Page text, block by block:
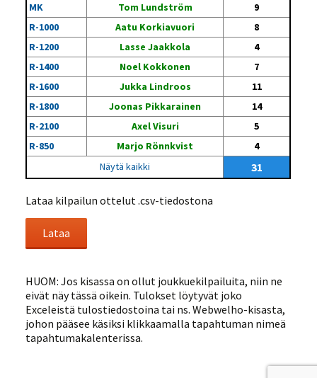
MK Tom Lundström
9
R-1000
Aatu Korkiavuori
8
R-1200
Lasse Jaakkola
4
R-1400
Noel Kokkonen
7
R-1600
Jukka Lindroos
11
R-1800
Joonas Pikkarainen
14
R-2100
Axel Visuri
5
R-850
Marjo Rönnkvist
4
Näytä kaikki
31
Lataa kilpailun ottelut .csv-tiedostona
HUOM: Jos kisassa on ollut joukkuekilpailuita, niin ne
eivät näy tässä oikein. Tulokset löytyvät joko
Exceleistä tulostiedostoina tai ns. Webwelho-kisasta,
johon pääsee käsiksi klikkaamalla tapahtuman nimeä
tapahtumakalenterissa.